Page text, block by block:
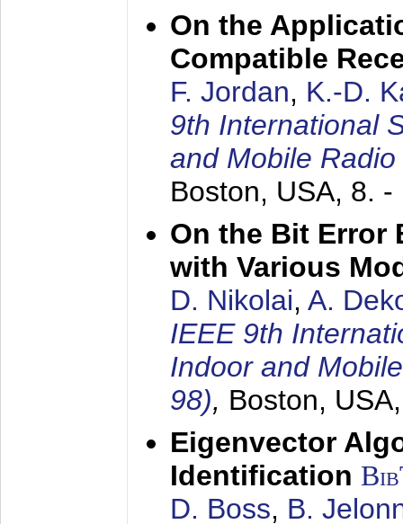
On the
Compatible
F. Jordan, K.-D.
9th International
and Mobile
Boston, USA, 8. -
On the Bit Error
with Various
D. Nikolai, A.
IEEE 9th
Indoor and
98), Boston,
Eigenvector
Identification
D. Boss, B.